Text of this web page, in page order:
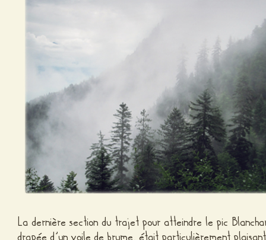
La dernière section du trajet pour atteindre le pic